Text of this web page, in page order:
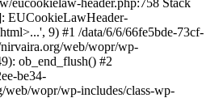
eucookielaw-header.php:758 Stack
EUCookieLawHeader-
9) #1 /data/6/6/66fe5bde-73cf-
web/wopr/wp-
ob_end_flush() #2
be34-
web/wopr/wp-includes/class-wp-